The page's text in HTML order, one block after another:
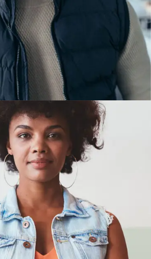
Graphic Designer
Lucia Boyd
Graphic Designer